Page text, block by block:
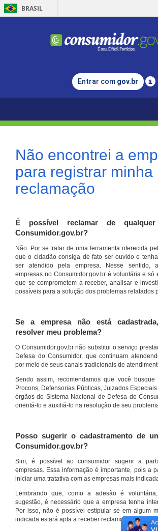
BRASIL
Entrar com gov.br
Não encontrei a
para registrar minha
reclamação
É possível reclamar de
Consumidor.gov.br?
Não. Por se tratar de uma ferramenta oferecida
que o cidadão consiga de fato ser ouvido e
ser atendido pela empresa. Nesse sentido,
empresas no Consumidor.gov.br é voluntária e só
que se comprometem a receber, analisar e
possíveis para a solução dos problemas relatados
Se a empresa não está
resolver meu problema?
O Consumidor.gov.br não substitui o serviço
Defesa do Consumidor, que continuam
por meio de seus canais tradicionais de
Sendo assim, recomendamos que você
Procons, Defensorias Públicas, Juizados
órgãos do Sistema Nacional de Defesa do
orientá-lo e auxiliá-lo na resolução de seu
Posso sugerir o cadastramento de
Consumidor.gov.br?
Sim, é possível ao consumidor sugerir a
empresas. Essa informação é importante, pois a
iniciar uma tratativa com as empresas mais
Lembrando que, como a adesão é
sugestão, é necessário que a empresa tenha
Por isso, não é possível estipular se em algum
indicada estará apta a receber reclamações por